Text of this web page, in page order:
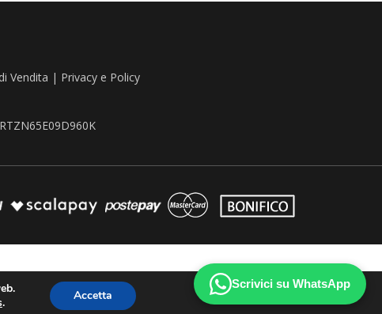
Scrivici su WhatsApp
Vendita | Privacy e Policy
. Accetta